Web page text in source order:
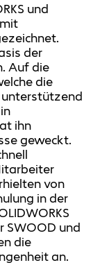
und
der
Auf die
die
unterstützend
ihn
geweckt.
von
in der
SWOOD und
die
an.